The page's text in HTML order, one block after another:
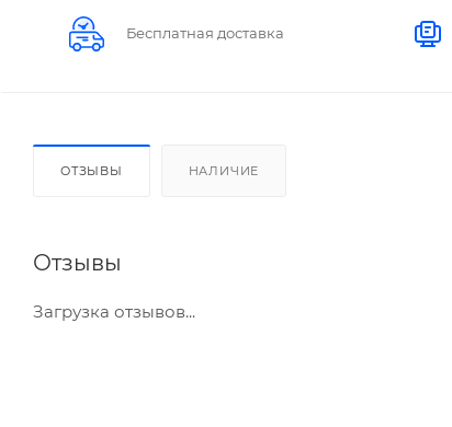
Бесплатная доставка
ОТЗЫВЫ НАЛИЧИЕ
Отзывы
Загрузка отзывов...